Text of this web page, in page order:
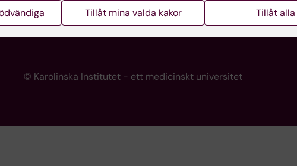
© Karolinska Institutet - ett medicinskt universitet
Tillåt mina valda kakor Tillåt alla